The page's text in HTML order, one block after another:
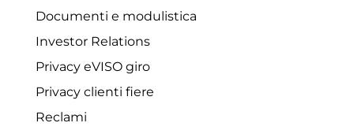
Documenti e modulistica
Investor Relations
Privacy eVISO giro
Privacy clienti fiere
Reclami